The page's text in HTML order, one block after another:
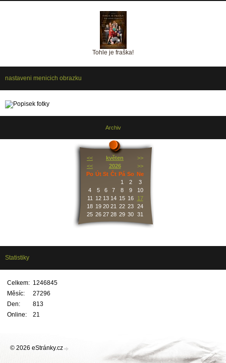
Tohle je fraška!
nastaveni menicich obrazku
Archiv
<< květen
>>
<<
2026
>>
Po Út St Čt Pá So Ne
1
2
3
4
5 6 7 8 9
10
11
12 13 14 15 16
17
18 19 20 21 22 23 24
25 26 27 28 29 30 31
Statistiky
Online: 21
Celkem: 1246845
Měsíc:
27296
Den:
813
© 2026 eStránky.cz